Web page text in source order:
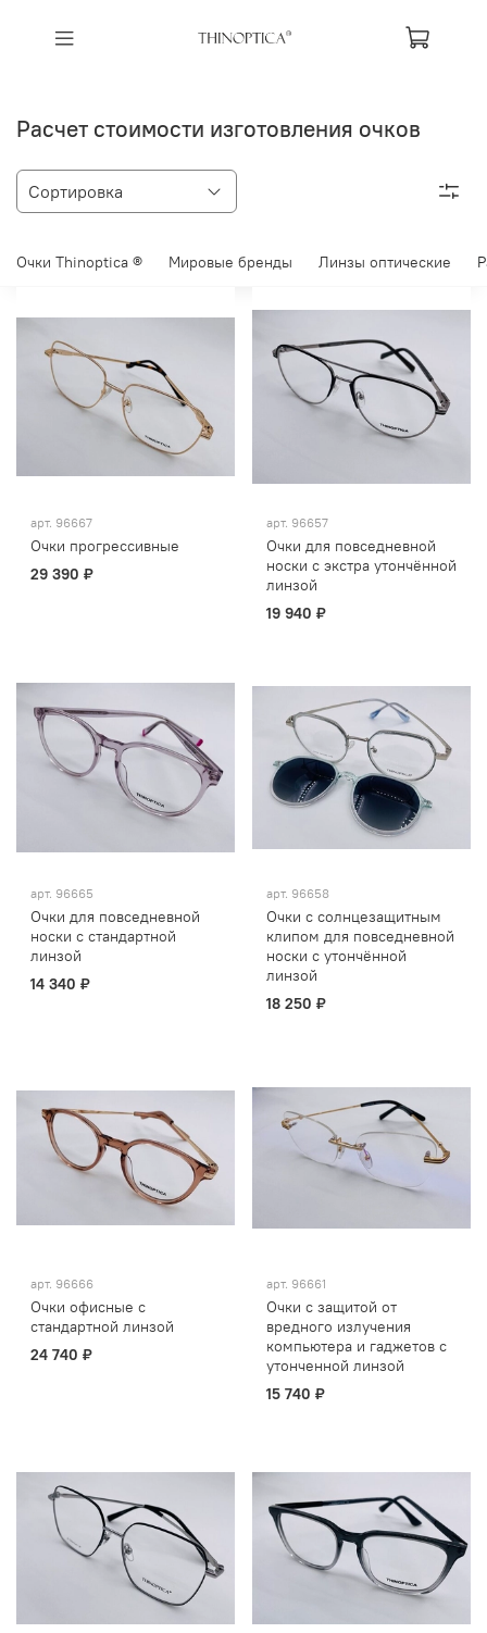
Расчет стоимости изготовления очков
Очки Thinoptica ® Мировые бренды Линзы оптические
арт. 96667
Очки прогрессивные
29 390 ₽
арт. 96657
Очки для повседневной
носки с экстра утончённой
линзой
19 940 ₽
арт. 96665
Очки для повседневной
носки с стандартной
линзой
14 340 ₽
арт. 96658
Очки с солнцезащитным
клипом для повседневной
носки с утончённой
линзой
18 250 ₽
арт. 96666
Очки офисные с
стандартной линзой
24 740 ₽
арт. 96661
Очки с защитой от
вредного излучения
компьютера и гаджетов с
утонченной линзой
15 740 ₽